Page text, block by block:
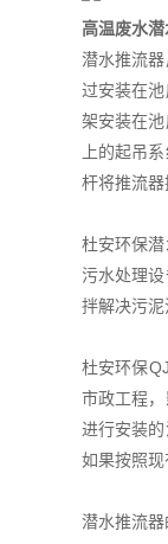
高温废水
潜水推流
过安装在
架安装在
上的起吊
杆将推流
杜安环保
污水处理
拌解决污
杜安环保
市政工程
进行安装
如果按照
潜水推流